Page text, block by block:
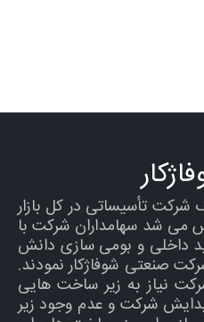
یک شرکت تأسیساتی در کل بازار
می شد سهامداران شرکت با
داخلی و بومی سازی دانش
صنعتی شوفاژکار نمودند.
نیاز به زیر ساخت هایی
شرکت و عدم وجود زیر